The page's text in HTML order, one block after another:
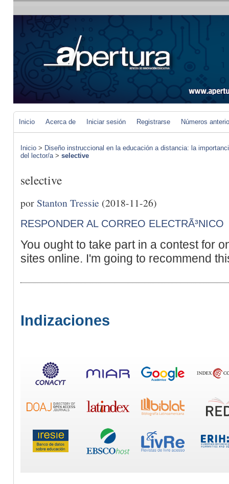
Inicio Acerca de Iniciar sesión Registrarse Números
Inicio > Diseño instruccional en la educación a distancia: la
del lector/a> selective
selective
porStanton Tressie (2018-11-26)
RESPONDER AL CORREO ELECTRÃ³NICO
You ought to take part in a contest for
sites online. I'm going to recommend
Indizaciones